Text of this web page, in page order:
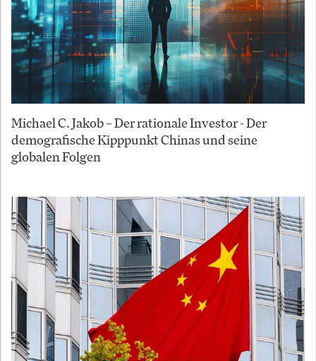
Michael C. Jakob – Der rationale Investor - Der
demografische Kipppunkt Chinas und seine
globalen Folgen